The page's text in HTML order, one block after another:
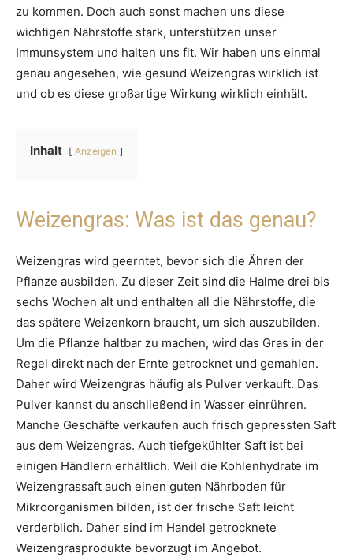
zu kommen. Doch auch sonst machen uns diese
wichtigen Nährstoffe stark, unterstützen unser
Immunsystem und halten uns fit. Wir haben uns einmal
genau angesehen, wie gesund Weizengras wirklich ist
und ob es diese großartige Wirkung wirklich einhält.
Inhalt Anzeigen
Weizengras: Was ist das genau?
Weizengras wird geerntet, bevor sich die Ähren der
Pflanze ausbilden. Zu dieser Zeit sind die Halme drei bis
sechs Wochen alt und enthalten all die Nährstoffe, die
das spätere Weizenkorn braucht, um sich auszubilden.
Um die Pflanze haltbar zu machen, wird das Gras in der
Regel direkt nach der Ernte getrocknet und gemahlen.
Daher wird Weizengras häufig als Pulver verkauft. Das
Pulver kannst du anschließend in Wasser einrühren.
Manche Geschäfte verkaufen auch frisch gepressten Saft
aus dem Weizengras. Auch tiefgekühlter Saft ist bei
einigen Händlern erhältlich. Weil die Kohlenhydrate im
Weizengrassaft auch einen guten Nährboden für
Mikroorganismen bilden, ist der frische Saft leicht
verderblich. Daher sind im Handel getrocknete
Weizengrasprodukte bevorzugt im Angebot.